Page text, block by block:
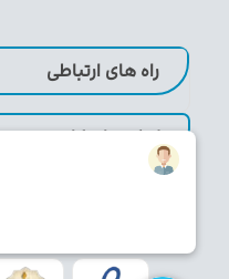
راه های ارتباطی
لینک های کاربردی